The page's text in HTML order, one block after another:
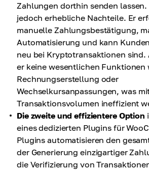
Zahlungen dorthin senden lassen.
jedoch erhebliche Nachteile. Er
manuelle Zahlungsbestätigung,
Automatisierung und kann
neu bei Kryptotransaktionen sind.
er keine wesentlichen Funktionen
Rechnungserstellung oder
Wechselkursanpassungen, was
Transaktionsvolumen ineffizient
Die zweite und effizientere Option
eines dedizierten Plugins für
Plugins automatisieren den
der Generierung einzigartiger
die Verifizierung von